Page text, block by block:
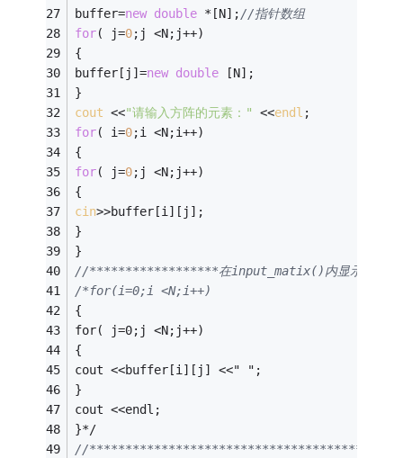
buffer=new double *[N];//指针数组
for( j=0;j <N;j++)
{
buffer[j]=new double [N];
}
cout <<"请输入方阵的元素：" <<endl ;
for( i=0;i <N;i++)
{
for( j=0;j <N;j++)
{
cin>>buffer[i][j];
}
}
//******************在input_matix()内显示输
/*for(i=0;i <N;i++)
{
for( j=0;j <N;j++)
{
cout <<buffer[i][j] <<" ";
}
cout <<endl;
}*/
//